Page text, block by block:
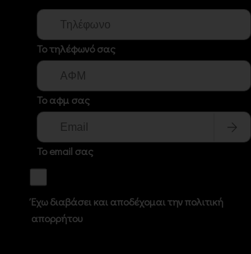
Το τηλέφωνό σας
Το αφμ σας
Το email σας
Έχω διαβάσει και αποδέχομαι την πολιτική
απορρήτου